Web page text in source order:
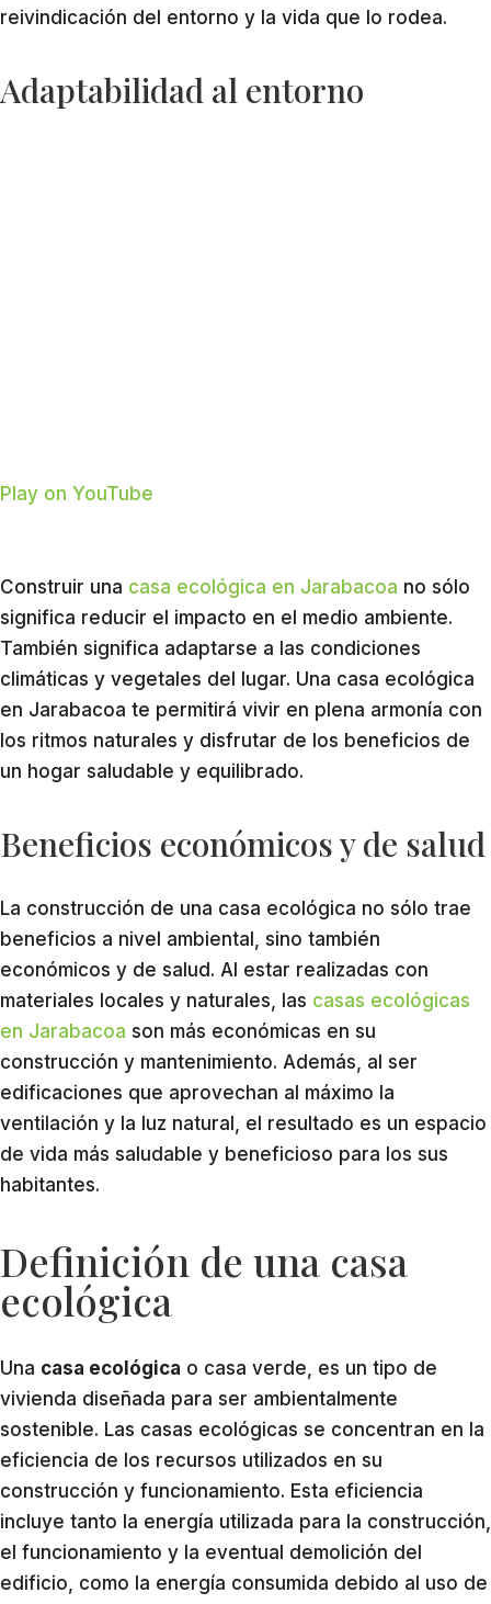
reivindicación del entorno y la vida que lo rodea.
Adaptabilidad al entorno
Play on YouTube
Construir una casa ecológica en Jarabacoa no sólo
significa reducir el impacto en el medio ambiente.
También significa adaptarse a las condiciones
climáticas y vegetales del lugar. Una casa ecológica
en Jarabacoa te permitirá vivir en plena armonía con
los ritmos naturales y disfrutar de los beneficios de
un hogar saludable y equilibrado.
Beneficios económicos y de salud
La construcción de una casa ecológica no sólo trae
beneficios a nivel ambiental, sino también
económicos y de salud. Al estar realizadas con
materiales locales y naturales, las casas ecológicas
en Jarabacoa son más económicas en su
construcción y mantenimiento. Además, al ser
edificaciones que aprovechan al máximo la
ventilación y la luz natural, el resultado es un espacio
de vida más saludable y beneficioso para los sus
habitantes.
Definición de una casa
ecológica
Una casa ecológica o casa verde, es un tipo de
vivienda diseñada para ser ambientalmente
sostenible. Las casas ecológicas se concentran en la
eficiencia de los recursos utilizados en su
construcción y funcionamiento. Esta eficiencia
incluye tanto la energía utilizada para la construcción,
el funcionamiento y la eventual demolición del
edificio, como la energía consumida debido al uso de